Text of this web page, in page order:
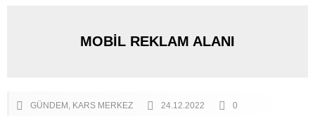
MOBİL REKLAM ALANI
GÜNDEM KARS MERKEZ 24.12.2022 0